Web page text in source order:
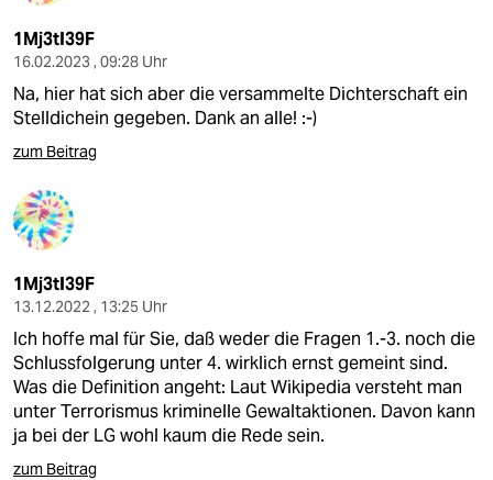
1Mj3tI39F
16.02.2023 , 09:28 Uhr
Na, hier hat sich aber die versammelte Dichterschaft ein
Stelldichein gegeben. Dank an alle! :-)
zum Beitrag
1Mj3tI39F
13.12.2022 , 13:25 Uhr
Ich hoffe mal für Sie, daß weder die Fragen 1.-3. noch die
Schlussfolgerung unter 4. wirklich ernst gemeint sind.
Was die Definition angeht: Laut Wikipedia versteht man
unter Terrorismus kriminelle Gewaltaktionen. Davon kann
ja bei der LG wohl kaum die Rede sein.
zum Beitrag